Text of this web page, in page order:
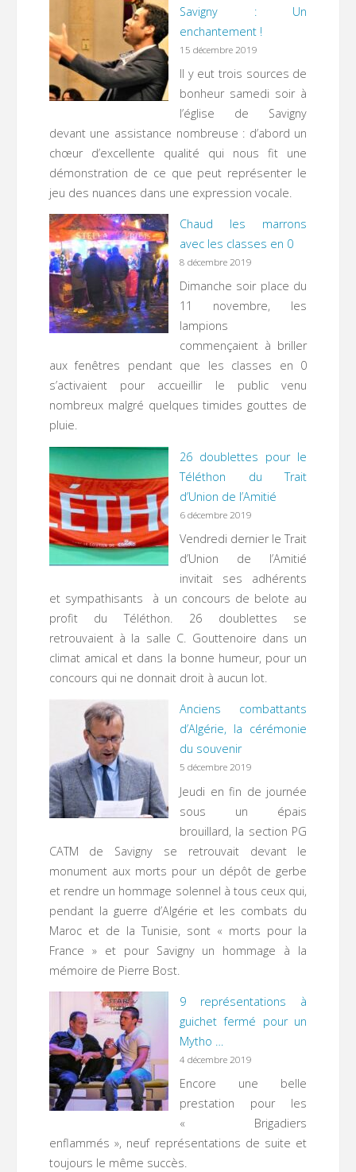
Savigny : Un
enchantement !
15 décembre 2019
Il y eut trois sources de
bonheur samedi soir à
l’église de Savigny
devant une assistance nombreuse : d’abord un
chœur d’excellente qualité qui nous fit une
démonstration de ce que peut représenter le
jeu des nuances dans une expression vocale.
Chaud les marrons
avec les classes en 0
8 décembre 2019
Dimanche soir place du
11 novembre, les
lampions
commençaient à briller
aux fenêtres pendant que les classes en 0
s’activaient pour accueillir le public venu
nombreux malgré quelques timides gouttes de
pluie.
26 doublettes pour le
Téléthon du Trait
d’Union de l’Amitié
6 décembre 2019
Vendredi dernier le Trait
d’Union de l’Amitié
invitait ses adhérents
et sympathisants à un concours de belote au
profit du Téléthon. 26 doublettes se
retrouvaient à la salle C. Gouttenoire dans un
climat amical et dans la bonne humeur, pour un
concours qui ne donnait droit à aucun lot.
Anciens combattants
d’Algérie, la cérémonie
du souvenir
5 décembre 2019
Jeudi en fin de journée
sous un épais
brouillard, la section PG
CATM de Savigny se retrouvait devant le
monument aux morts pour un dépôt de gerbe
et rendre un hommage solennel à tous ceux qui,
pendant la guerre d’Algérie et les combats du
Maroc et de la Tunisie, sont « morts pour la
France » et pour Savigny un hommage à la
mémoire de Pierre Bost.
9 représentations à
guichet fermé pour un
Mytho …
4 décembre 2019
Encore une belle
prestation pour les
« Brigadiers
enflammés », neuf représentations de suite et
toujours le même succès.